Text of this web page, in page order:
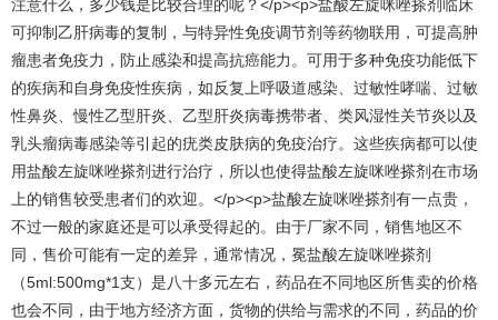
注意什么，多少钱是比较合理的呢？</p><p>盐酸左旋咪唑搽剂临床
可抑制乙肝病毒的复制，与特异性免疫调节剂等药物联用，可提高肿
瘤患者免疫力，防止感染和提高抗癌能力。可用于多种免疫功能低下
的疾病和自身免疫性疾病，如反复上呼吸道感染、过敏性哮喘、过敏
性鼻炎、慢性乙型肝炎、乙型肝炎病毒携带者、类风湿性关节炎以及
乳头瘤病毒感染等引起的疣类皮肤病的免疫治疗。这些疾病都可以使
用盐酸左旋咪唑搽剂进行治疗，所以也使得盐酸左旋咪唑搽剂在市场
上的销售较受患者们的欢迎。</p><p>盐酸左旋咪唑搽剂有一点贵，
不过一般的家庭还是可以承受得起的。由于厂家不同，销售地区不
同，售价可能有一定的差异，通常情况，冕盐酸左旋咪唑搽剂
（5ml:500mg*1支）是八十多元左右，药品在不同地区所售卖的价格
也会不同，由于地方经济方面，货物的供给与需求的不同，药品的价